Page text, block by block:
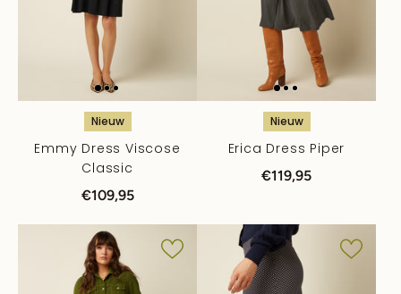
Nieuw
Emmy Dress Viscose
Classic
€109,95
Nieuw
Erica Dress Piper
€119,95